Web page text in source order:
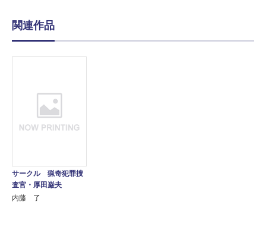
関連作品
サークル 猟奇犯罪捜
査官・厚田巌夫
内藤 了